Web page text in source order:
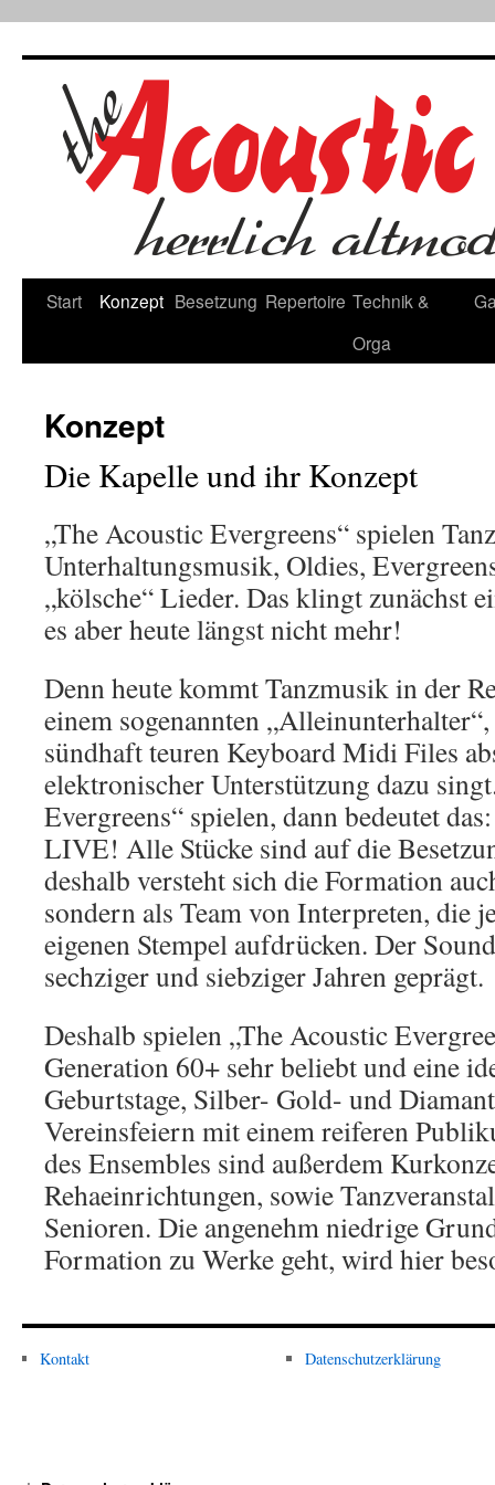
Start Konzept Besetzung Repertoire Technik &
Orga
Konzept
Die Kapelle und ihr Konzept
„The Acoustic Evergreens“ spielen
Unterhaltungsmusik, Oldies,
„kölsche“ Lieder. Das klingt zunächst
es aber heute längst nicht mehr!
Denn heute kommt Tanzmusik in der
einem sogenannten
sündhaft teuren Keyboard Midi Files
elektronischer Unterstützung dazu
Evergreens“ spielen, dann bedeutet
LIVE! Alle Stücke sind auf die
deshalb versteht sich die Formation
sondern als Team von Interpreten, die
eigenen Stempel aufdrücken. Der
sechziger und siebziger Jahren geprägt.
Deshalb spielen „The Acoustic
Generation 60+ sehr beliebt und eine
Geburtstage, Silber- Gold- und
Vereinsfeiern mit einem reiferen
des Ensembles sind außerdem
Rehaeinrichtungen, sowie
Senioren. Die angenehm niedrige
Formation zu Werke geht, wird hier
Kontakt Datenschutzerklärung